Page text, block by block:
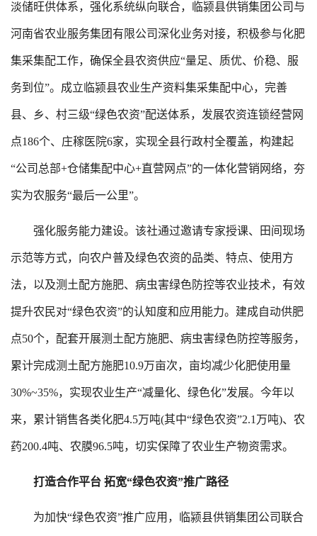
淡储旺供体系，强化系统纵向联合，临颍县供销集团公司与
河南省农业服务集团有限公司深化业务对接，积极参与化肥
集采集配工作，确保全县农资供应“量足、质优、价稳、服
务到位”。成立临颍县农业生产资料集采集配中心，完善
县、乡、村三级“绿色农资”配送体系，发展农资连锁经营网
点186个、庄稼医院6家，实现全县行政村全覆盖，构建起
“公司总部+仓储集配中心+直营网点”的一体化营销网络，夯
实为农服务“最后一公里”。
强化服务能力建设。该社通过邀请专家授课、田间现场
示范等方式，向农户普及绿色农资的品类、特点、使用方
法，以及测土配方施肥、病虫害绿色防控等农业技术，有效
提升农民对“绿色农资”的认知度和应用能力。建成自动供肥
点50个，配套开展测土配方施肥、病虫害绿色防控等服务，
累计完成测土配方施肥10.9万亩次，亩均减少化肥使用量
30%~35%，实现农业生产“减量化、绿色化”发展。今年以
来，累计销售各类化肥4.5万吨(其中“绿色农资”2.1万吨)、农
药200.4吨、农膜96.5吨，切实保障了农业生产物资需求。
打造合作平台 拓宽“绿色农资”推广路径
为加快“绿色农资”推广应用，临颍县供销集团公司联合